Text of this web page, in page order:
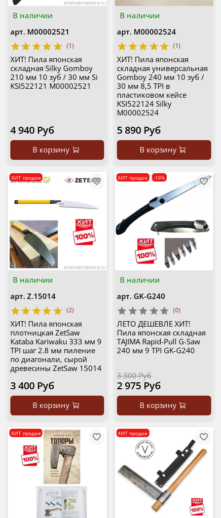
В наличии
арт. М00002521
(1)
ХИТ! Пила японская
складная Silky Gomboy
210 мм 10 зуб / 30 мм Si
KSI522121 М00002521
4 940 Руб
В корзину
В наличии
арт. М00002524
(1)
ХИТ! Пила японская
складная универсальная
Gomboy 240 мм 10 зуб /
30 мм 8,5 TPI в
пластиковом кейсе
KSI522124 Silky
М00002524
5 890 Руб
В корзину
В наличии
ХИТ продаж
арт. Z.15014
(2)
ХИТ! Пила японская
плотницкая ZetSaw
Kataba Kariwaku 333 мм 9
TPI шаг 2.8 мм пиление
по диагонали, сырой
древесины ZetSaw 15014
3 400 Руб
В корзину
В наличии
ХИТ продаж -10%
арт. GK-G240
(0)
ЛЕТО ДЕШЕВЛЕ ХИТ!
Пила японская складная
TAJIMA Rapid-Pull G-Saw
240 мм 9 TPI GK-G240
3 300 Руб
2 975 Руб
В корзину
ХИТ продаж ХИТ продаж